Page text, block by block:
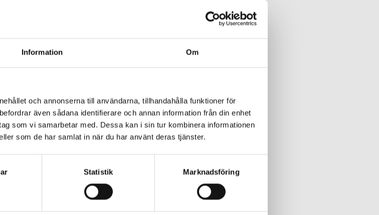
Information Om
och annonserna till användarna, tillhandahålla funktioner för
även sådana identifierare och annan information från din enhet
som vi samarbetar med. Dessa kan i sin tur kombinera informationen
som de har samlat in när du har använt deras tjänster.
Statistik Marknadsföring
–
omikron
i maj kan lärarna räkna med en stark skyddsfaktor